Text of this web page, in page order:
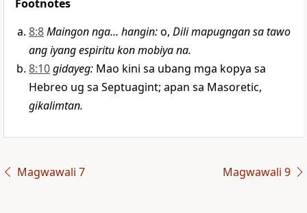
Footnotes
8:8Maingon nga… hangin:o, Dili mapugngan sa tawo
ang iyang espiritu kon mobiya na.
8:10gidayeg: Mao kini sa ubang mga kopya sa
Hebreo ug sa Septuagint; apan sa Masoretic,
gikalimtan.
Magwawali 7 Magwawali 9